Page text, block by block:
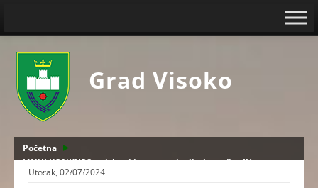
Grad Visoko
Početna
JAVNI KONKURS za izbor i imenovanje direktora/ice JU za
predškolski odgoj i obrazovanje Visoko
Utorak, 02/07/2024